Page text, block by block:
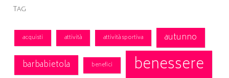
Tag
acquisti attività attività sportiva
autunno
barbabietola
benefici benessere